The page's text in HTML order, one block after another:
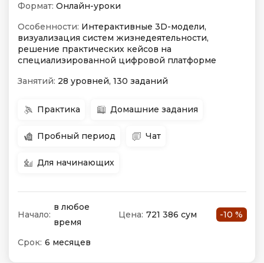
Формат: Онлайн-уроки
Особенности: Интерактивные 3D-модели,
визуализация систем жизнедеятельности,
решение практических кейсов на
специализированной цифровой платформе
Занятий: 28 уровней, 130 заданий
Практика Домашние задания
Пробный период Чат
Для начинающих
Начало:
в любое
время
Цена: 721 386 сум -10 %
Срок: 6 месяцев